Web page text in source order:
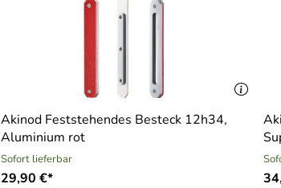
Akinod Feststehendes Besteck 12h34,
Aluminium rot
Sofort lieferbar
29,90 €*